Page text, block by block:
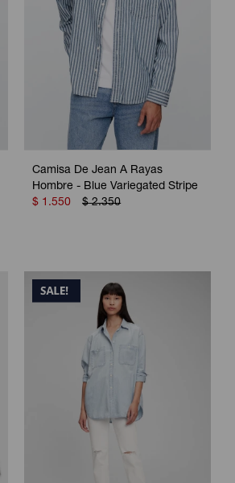
Camisa De Jean A Rayas
Hombre - Blue Variegated Stripe
$ 1.550 $ 2.350